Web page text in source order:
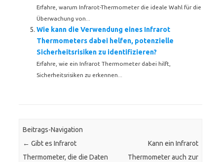
Erfahre, warum Infrarot-Thermometer die ideale Wahl für die
Überwachung von...
Wie kann die Verwendung eines Infrarot
Thermometers dabei helfen, potenzielle
Sicherheitsrisiken zu identifizieren?
Erfahre, wie ein Infrarot Thermometer dabei hilft,
Sicherheitsrisiken zu erkennen...
Beitrags-Navigation
← Gibt es Infrarot
Thermometer, die die Daten
Kann ein Infrarot
Thermometer auch zur